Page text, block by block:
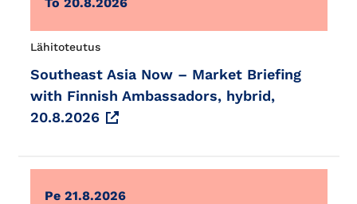
Lähitoteutus
Southeast Asia Now – Market Briefing
with Finnish Ambassadors, hybrid,
20.8.2026
Pe 21.8.2026